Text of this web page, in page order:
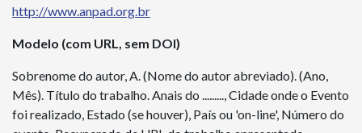
http://www.anpad.org.br
Modelo (com URL, sem DOI)
Sobrenome do autor, A. (Nome do autor abreviado). (Ano,
Mês). Título do trabalho. Anais do ........., Cidade onde o Evento
foi realizado, Estado (se houver), País ou 'on-line', Número do